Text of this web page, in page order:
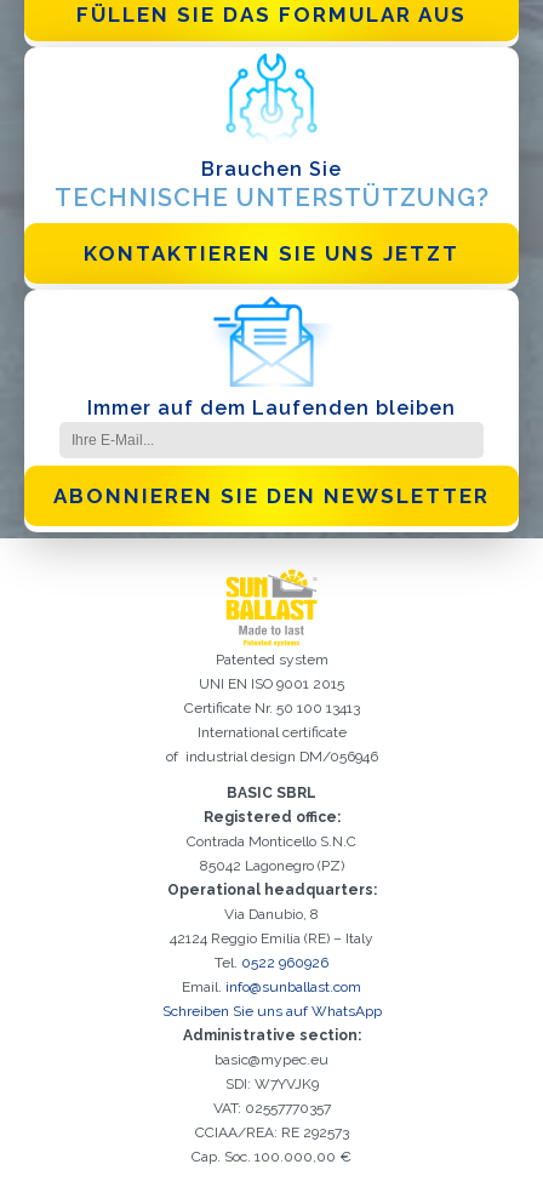
FÜLLEN SIE DAS FORMULAR AUS
Brauchen Sie
TECHNISCHE UNTERSTÜTZUNG?
KONTAKTIEREN SIE UNS JETZT
Immer auf dem Laufenden bleiben
ABONNIEREN SIE DEN NEWSLETTER
Datenschutzbestimmungen gelesen und akzeptiere
sie*
Das Nachname-Feld ist erforderlich
Das Vorname-Feld ist erforderlich
Das Agentur-Feld ist erforderlich
Das Stadt-Feld ist erforderlich
Das Telefon-Feld ist erforderlich
Das E-Mail-Addresse-Feld ist erforderlich
Ungültige E-Mail-Adresse eingegeben
Es ist wichtig, die Datenschutzbestimmungen zu akzeptieren
Registrierung erfolgreich. Aktivieren Sie Ihr E-Mail-
Kontrollkästchen, um mit der Aktivierung fortzufahren
Der folgende Fehler ist leider aufgetreten:
Patented system
UNI EN ISO 9001 2015
Certificate Nr. 50 100 13413
International certificate
of industrial design DM/056946
BASIC SBRL
Registered office:
Contrada Monticello S.N.C
85042 Lagonegro (PZ)
Operational headquarters:
Via Danubio, 8
42124 Reggio Emilia (RE) – Italy
Tel. 0522 960926
Email. info@sunballast.com
Schreiben Sie uns auf WhatsApp
Administrative section:
basic@mypec.eu
SDI: W7YVJK9
VAT: 02557770357
CCIAA/REA: RE 292573
Cap. Soc. 100.000,00 €